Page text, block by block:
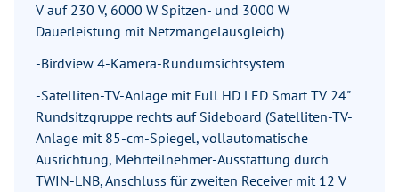
V auf 230 V, 6000 W Spitzen- und 3000 W
Dauerleistung mit Netzmangelausgleich)
-Birdview 4-Kamera-Rundumsichtsystem
-Satelliten-TV-Anlage mit Full HD LED Smart TV 24"
Rundsitzgruppe rechts auf Sideboard (Satelliten-TV-
Anlage mit 85-cm-Spiegel, vollautomatische
Ausrichtung, Mehrteilnehmer-Ausstattung durch
TWIN-LNB, Anschluss für zweiten Receiver mit 12 V